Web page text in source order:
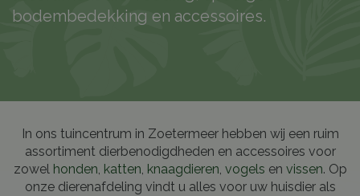
bodembedekking en accessoires.
In ons tuincentrum in Zoetermeer hebben wij een ruim
assortiment dierbenodigdheden en accessoires voor
zowel honden, katten, knaagdieren, vogels en vissen. Op
onze dierenafdeling vindt u alles voor uw huisdier als